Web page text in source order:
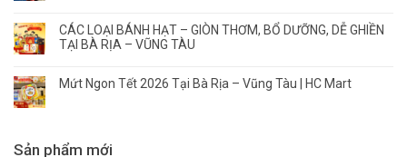
CÁC LOẠI BÁNH HẠT – GIÒN THƠM, BỔ DƯỠNG, DỄ GHIỀN
TẠI BÀ RỊA – VŨNG TÀU
Mứt Ngon Tết 2026 Tại Bà Rịa – Vũng Tàu | HC Mart
Sản phẩm mới